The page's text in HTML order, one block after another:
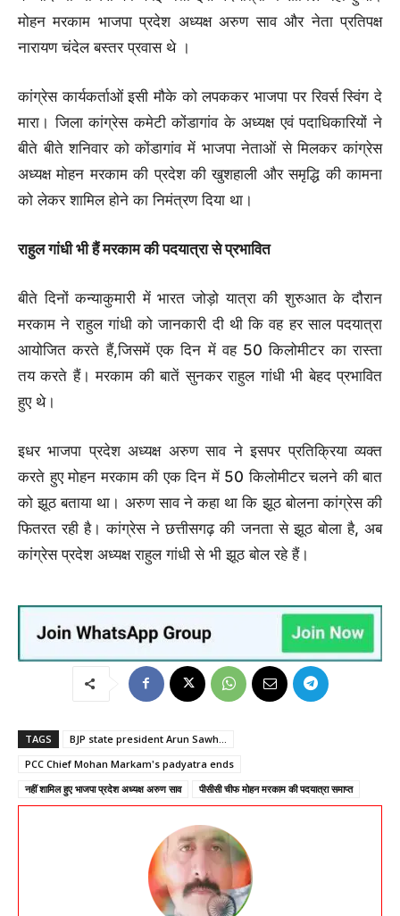
मोहन मरकाम भाजपा प्रदेश अध्यक्ष अरुण साव और नेता प्रतिपक्ष
नारायण चंदेल बस्तर प्रवास थे ।
कांग्रेस कार्यकर्ताओं इसी मौके को लपककर भाजपा पर रिवर्स स्विंग दे
मारा। जिला कांग्रेस कमेटी कोंडागांव के अध्यक्ष एवं पदाधिकारियों ने
बीते बीते शनिवार को कोंडागांव में भाजपा नेताओं से मिलकर कांग्रेस
अध्यक्ष मोहन मरकाम की प्रदेश की खुशहाली और समृद्धि की कामना
को लेकर शामिल होने का निमंत्रण दिया था।
राहुल गांधी भी हैं मरकाम की पदयात्रा से प्रभावित
बीते दिनों कन्याकुमारी में भारत जोड़ो यात्रा की शुरुआत के दौरान
मरकाम ने राहुल गांधी को जानकारी दी थी कि वह हर साल पदयात्रा
आयोजित करते हैं,जिसमें एक दिन में वह 50 किलोमीटर का रास्ता
तय करते हैं। मरकाम की बातें सुनकर राहुल गांधी भी बेहद प्रभावित
हुए थे।
इधर भाजपा प्रदेश अध्यक्ष अरुण साव ने इसपर प्रतिक्रिया व्यक्त
करते हुए मोहन मरकाम की एक दिन में 50 किलोमीटर चलने की बात
को झूठ बताया था। अरुण साव ने कहा था कि झूठ बोलना कांग्रेस की
फितरत रही है। कांग्रेस ने छत्तीसगढ़ की जनता से झूठ बोला है, अब
कांग्रेस प्रदेश अध्यक्ष राहुल गांधी से भी झूठ बोल रहे हैं।
TAGS
BJP state president Arun Sawh...
PCC Chief Mohan Markam's padyatra ends
नहीं शामिल हुए भाजपा प्रदेश अध्यक्ष अरुण साव
पीसीसी चीफ मोहन मरकाम की पदयात्रा समाप्त